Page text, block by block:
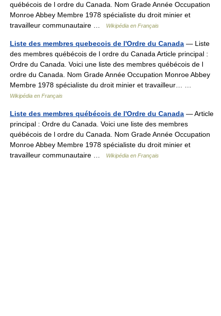
québécois de l ordre du Canada. Nom Grade Année Occupation
Monroe Abbey Membre 1978 spécialiste du droit minier et
travailleur communautaire …
Wikipédia en Français
Liste des membres quebecois de l'Ordre du Canada — Liste
des membres québécois de l ordre du Canada Article principal :
Ordre du Canada. Voici une liste des membres québécois de l
ordre du Canada. Nom Grade Année Occupation Monroe Abbey
Membre 1978 spécialiste du droit minier et travailleur… …
Wikipédia en Français
Liste des membres québécois de l'Ordre du Canada — Article
principal : Ordre du Canada. Voici une liste des membres
québécois de l ordre du Canada. Nom Grade Année Occupation
Monroe Abbey Membre 1978 spécialiste du droit minier et
travailleur communautaire …
Wikipédia en Français